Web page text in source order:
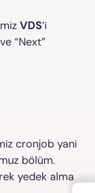
VDS‘i
“Next”
cronjob yani
bölüm.
yedek alma